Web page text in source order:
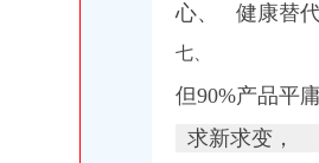
心、 健康替
七、
但90%产品平
求新求变，